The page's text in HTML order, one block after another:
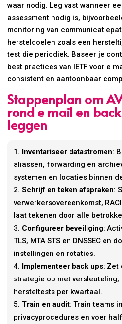
waar nodig. Leg vast wanneer
assessment nodig is,
monitoring van
hersteldoelen zoals een
test die periodiek. Baseer je
best practices van IETF voor e
consistent en aantoonbaar
Stappenplan om
rond e mail en
leggen
Inventariseer datastromen:
aliassen, forwarding en
systemen en locaties binnen
Schrijf en teken afspraken:
verwerkersovereenkomst,
laat tekenen door alle
Configureer beveiliging:
TLS, MTA STS en DNSSEC en
instellingen en rotaties.
Implementeer back ups: Zet
strategie op met versleuteling,
hersteltests per kwartaal.
Train en audit: Train teams
privacyprocedures en voer